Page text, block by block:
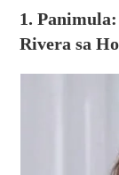
1.
Rivera sa